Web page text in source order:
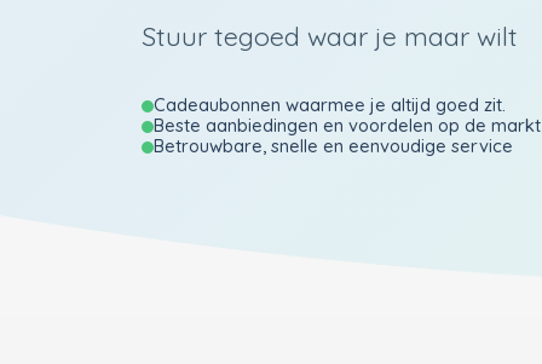
Stuur tegoed waar je maar wilt
Cadeaubonnen waarmee je altijd goed zit.
Beste aanbiedingen en voordelen op de markt
Betrouwbare, snelle en eenvoudige service